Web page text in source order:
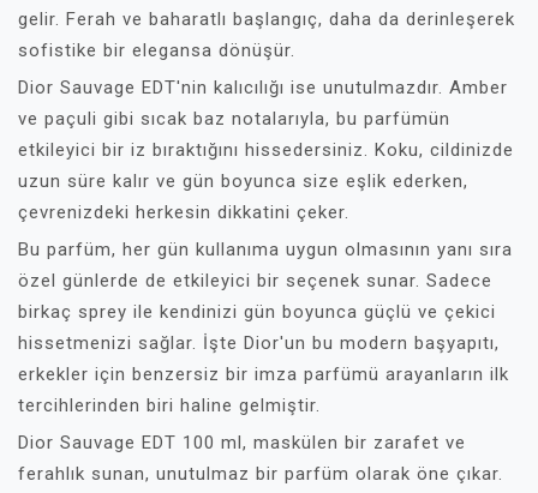
gelir. Ferah ve baharatlı başlangıç, daha da derinleşerek
sofistike bir elegansa dönüşür.
Dior Sauvage EDT'nin kalıcılığı ise unutulmazdır. Amber
ve paçuli gibi sıcak baz notalarıyla, bu parfümün
etkileyici bir iz bıraktığını hissedersiniz. Koku, cildinizde
uzun süre kalır ve gün boyunca size eşlik ederken,
çevrenizdeki herkesin dikkatini çeker.
Bu parfüm, her gün kullanıma uygun olmasının yanı sıra
özel günlerde de etkileyici bir seçenek sunar. Sadece
birkaç sprey ile kendinizi gün boyunca güçlü ve çekici
hissetmenizi sağlar. İşte Dior'un bu modern başyapıtı,
erkekler için benzersiz bir imza parfümü arayanların ilk
tercihlerinden biri haline gelmiştir.
Dior Sauvage EDT 100 ml, maskülen bir zarafet ve
ferahlık sunan, unutulmaz bir parfüm olarak öne çıkar.